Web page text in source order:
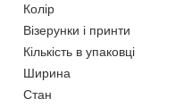
Колір
Візерунки і принти
Кількість в упаковці
Ширина
Стан